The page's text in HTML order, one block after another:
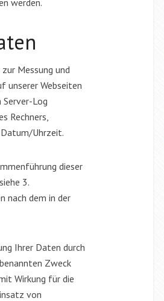
werden.
Messung und
unserer Webseiten
Log
Rechners,
Datum/Uhrzeit.
dieser
3.
nach dem in der
Ihrer Daten durch
Zweck
Wirkung für die
von